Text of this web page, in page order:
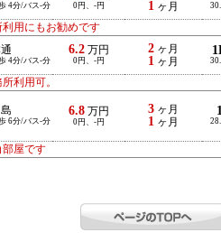
4分/バス-分 0円、-円 1 ヶ月
用にもお勧めです
4分/バス-分
6.2万円
0円、-円
2 ヶ月
1 ヶ月
利用可。
6分/バス-分
6.8万円
0円、-円
3 ヶ月
1 ヶ月
屋です